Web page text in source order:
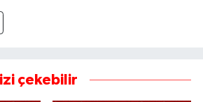
çekebilir